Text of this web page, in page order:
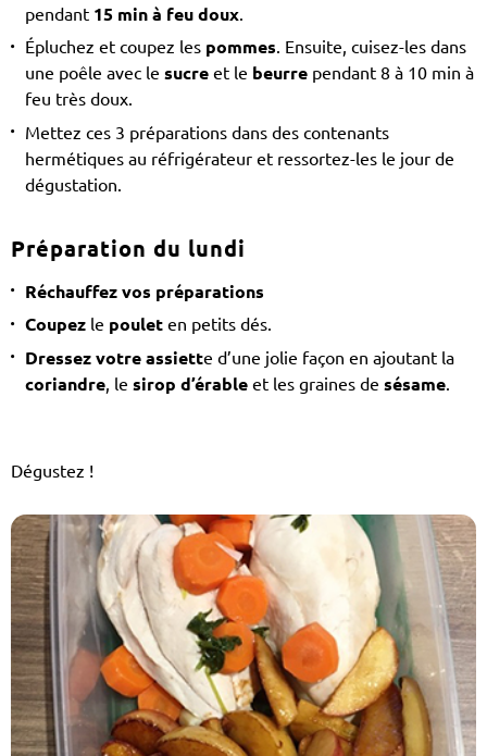
pendant 15 min à feu doux.
Épluchez et coupez les pommes. Ensuite, cuisez-les dans
une poêle avec le sucreet le beurrependant 8 à 10 min à
feu très doux.
Mettez ces 3 préparations dans des contenants
hermétiques au réfrigérateur et ressortez-les le jour de
dégustation.
Préparation du lundi
Réchauffez vos préparations
Coupezle pouleten petits dés.
Dressez votre assiette d’une jolie façon en ajoutant la
coriandre, le sirop d’érableet les graines de sésame.
Dégustez !